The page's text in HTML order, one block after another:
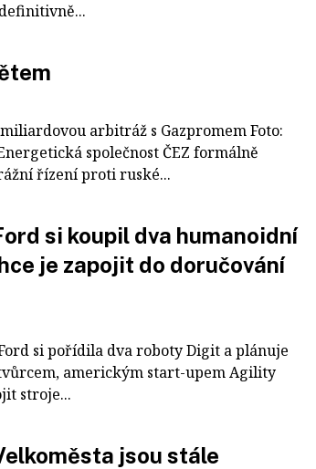
arbitráž s Gazpromem Foto:
společnost ČEZ formálně
řízení proti ruské...
si koupil dva humanoidní
je zapojit do doručování
si pořídila dva roboty Digit a plánuje
americkým start-upem Agility
stroje...
jsou stále